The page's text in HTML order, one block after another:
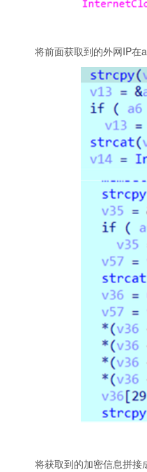
将前面获取到的外网IP在
将获取到的加密信息拼接